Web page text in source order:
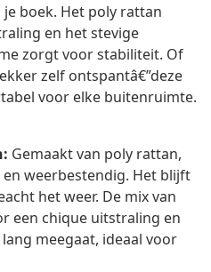
boek. Het poly rattan
en het stevige
zorgt voor stabiliteit. Of
zelf ontspantâ€”deze
voor elke buitenruimte.
Gemaakt van poly rattan,
weerbestendig. Het blijft
het weer. De mix van
een chique uitstraling en
meegaat, ideaal voor